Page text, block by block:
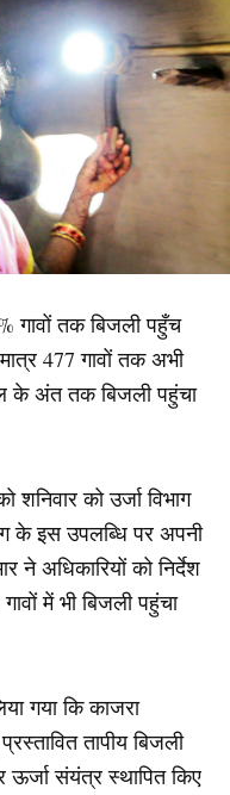
गावों तक बिजली पहुँच
477 गावों तक अभी
के अंत तक बिजली पहुंचा
शनिवार को उर्जा विभाग
के इस उपलब्धि पर अपनी
ने अधिकारियों को निर्देश
में भी बिजली पहुंचा
गया कि काजरा
तापीय बिजली
ऊर्जा संयंत्र स्थापित किए